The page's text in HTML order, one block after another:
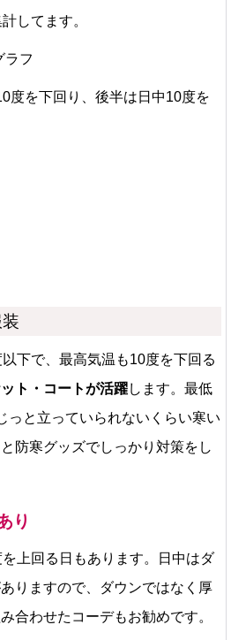
してます。
度を下回り、後半は日中10度を
下で、最高気温も10度を下回る
ト・コートが活躍します。最低
っと立っていられないくらい寒い
防寒グッズでしっかり対策をし
り
上回る日もあります。日中はダ
りますので、ダウンではなく厚
合わせたコーデもお勧めです。